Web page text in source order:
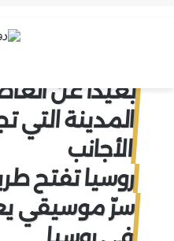
بعيداً عن
المدينة التي
الأجانب
روسيا تفتح
سرّ موسيقي